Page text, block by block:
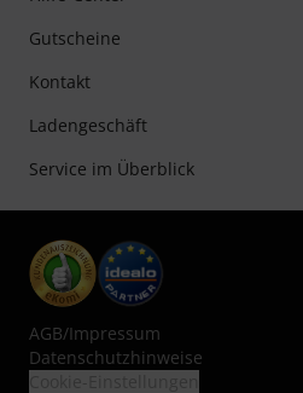
Gutscheine
Kontakt
Ladengeschäft
Service im Überblick
AGB/Impressum
Datenschutzhinweise